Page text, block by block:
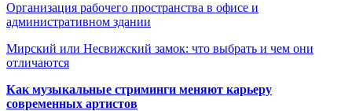
Организация рабочего пространства в офисе и
административном здании
Мирский или Несвижский замок: что выбрать и чем они
отличаются
Как музыкальные стриминги меняют карьеру
современных артистов